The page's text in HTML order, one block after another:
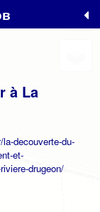
à La
decouverte-du-
et-
drugeon/